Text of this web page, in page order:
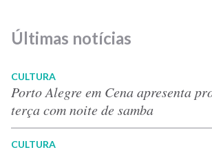
Últimas notícias
CULTURA
Porto Alegre em Cena apresenta
terça com noite de samba
CULTURA